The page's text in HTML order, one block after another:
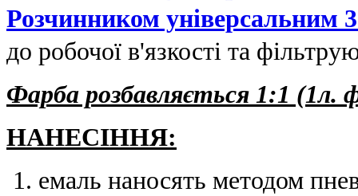
Розчинником універсальним
до робочої в'язкості та
Фарба розбавляється 1:1 (1л.
НАНЕСІННЯ:
емаль наносять методом